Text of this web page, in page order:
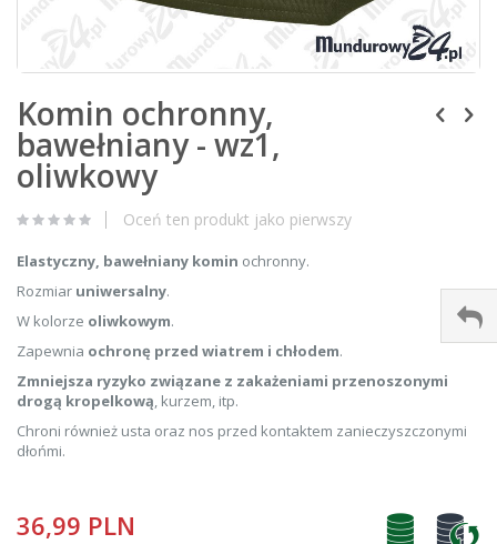
Zdjęcie przedstawiające Komin ochronny, bawełniany -
to
the
beginning
the
gallery
Komin ochronny,
bawełniany - wz1,
oliwkowy
Oceń ten produkt jako pierwszy
Elastyczny, bawełniany komin ochronny.
Rozmiar uniwersalny.
W kolorze oliwkowym.
Zapewnia ochronę przed wiatrem i chłodem.
Zmniejsza ryzyko związane z zakażeniami przenoszonymi
drogą kropelkową, kurzem, itp.
Chroni również usta oraz nos przed kontaktem zanieczyszczonymi
dłońmi.
36,99 PLN